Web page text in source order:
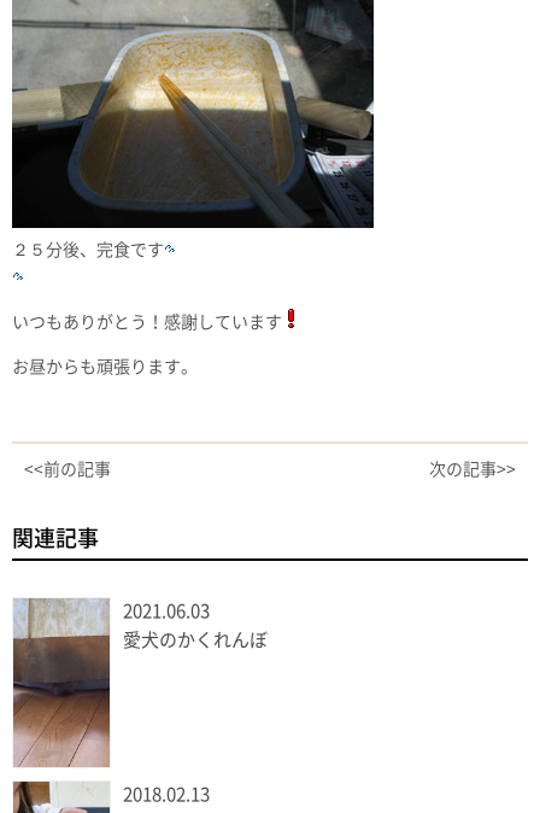
２５分後、完食です
いつもありがとう！感謝しています
お昼からも頑張ります。
<<前の記事 次の記事>>
関連記事
2021.06.03
愛犬のかくれんぼ
2018.02.13